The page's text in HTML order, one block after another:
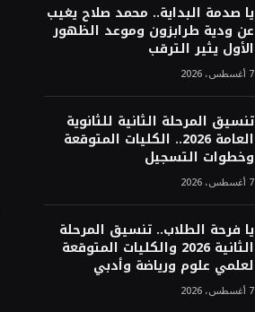
يا صدمة البداية.. محمد صلاح يغيب
عن ودية طرابزون وموعد الظهور
الأول يثير الترقب
7 أغسطس، 2026
تنسيق المرحلة الثانية للثانوية
العامة 2026.. الكليات المتوقعة
وخطوات التسجيل
7 أغسطس، 2026
يا فرحة الطلاب.. تنسيق المرحلة
الثانية 2026 والكليات المتوقعة
لعلمي علوم ورياضة وأدبي
7 أغسطس، 2026